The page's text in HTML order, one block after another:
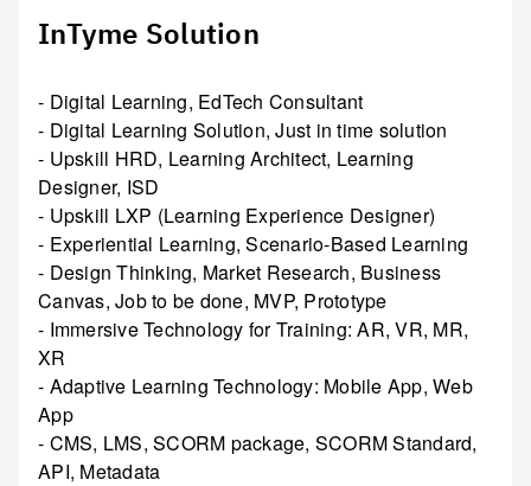
InTyme Solution
- Digital Learning, EdTech Consultant
- Digital Learning Solution, Just in time solution
- Upskill HRD, Learning Architect, Learning
Designer, ISD
- Upskill LXP (Learning Experience Designer)
- Experiential Learning, Scenario-Based Learning
- Design Thinking, Market Research, Business
Canvas, Job to be done, MVP, Prototype
- Immersive Technology for Training: AR, VR, MR,
XR
- Adaptive Learning Technology: Mobile App, Web
App
- CMS, LMS, SCORM package, SCORM Standard,
API, Metadata